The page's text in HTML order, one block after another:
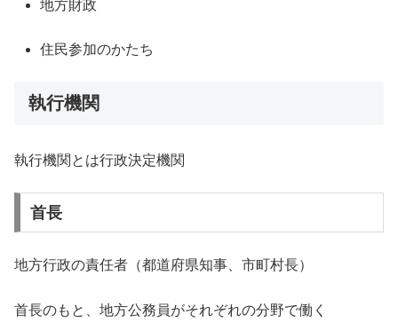
地方財政
住民参加のかたち
執行機関
執行機関とは行政決定機関
首長
地方行政の責任者（都道府県知事、市町村長）
首長のもと、地方公務員がそれぞれの分野で働く